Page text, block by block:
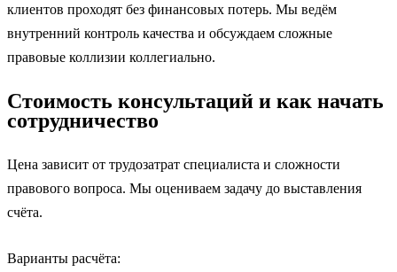
клиентов проходят без финансовых потерь. Мы ведём
внутренний контроль качества и обсуждаем сложные
правовые коллизии коллегиально.
Стоимость консультаций и как начать
сотрудничество
Цена зависит от трудозатрат специалиста и сложности
правового вопроса. Мы оцениваем задачу до выставления
счёта.
Варианты расчёта: